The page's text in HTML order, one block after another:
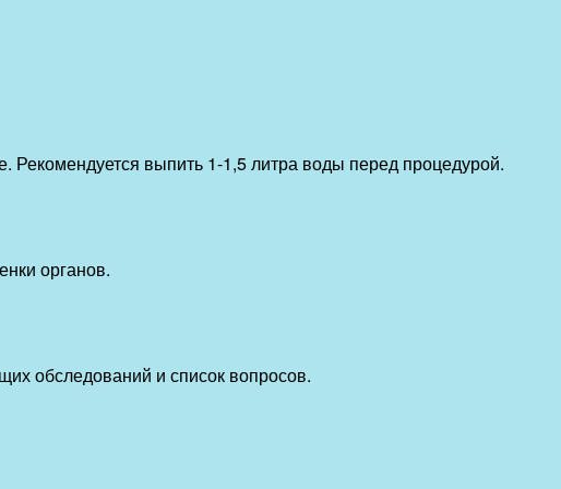
выпить 1-1,5 литра воды перед процедурой.
органов.
обследований и список вопросов.